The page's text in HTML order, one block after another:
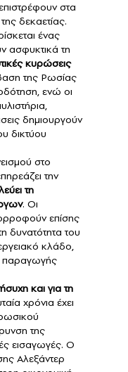
στα
δεκαετίας.
ένας
ασφυκτικά τη
κυρώσεις
της Ρωσίας
ενώ οι
δημιουργούν
δικτύου
στο
την
τη
. Οι
επίσης
δυνατότητα του
κλάδο,
παραγωγής
και για τη
χρόνια έχει
της
εισαγωγές. Ο
Αλεξάντερ